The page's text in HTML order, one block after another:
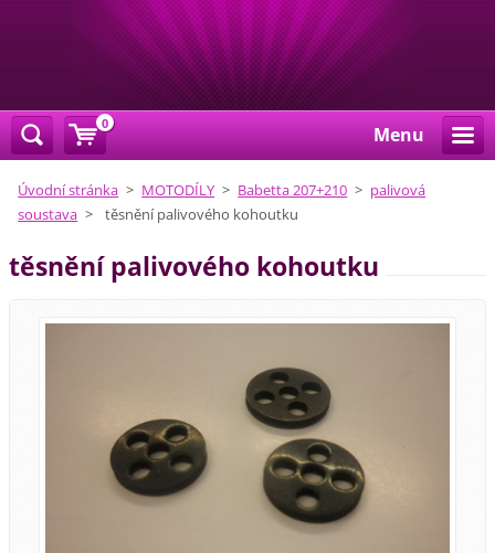
Menu
Úvodní stránka > MOTODÍLY > Babetta 207+210 > palivová
soustava > těsnění palivového kohoutku
těsnění palivového kohoutku
0